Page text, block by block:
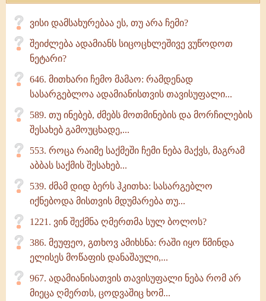
ვისი დამსახურებაა ეს, თუ არა ჩემი?
შეიძლება ადამიანს სიცოცხლეშივე ვუწოდოთ
ნეტარი?
646. მითხარი ჩემო მამაო: რამდენად
სასარგებლოა ადამიანისთვის თავისუფალი...
589. თუ ინებებ, ძმებს მოთმინების და მორჩილების
შესახებ გამოუცხადე,...
553. როცა რაიმე საქმეში ჩემი ნება მაქვს, მაგრამ
აბბას საქმის შესახებ...
539. ძმამ დიდ ბერს ჰკითხა: სასარგებლო
იქნებოდა მისთვის მდუმარება თუ...
1221. ვინ შექმნა ღმერთმა სულ ბოლოს?
386. მეუფეო, გთხოვ ამიხსნა: რაში იყო წმინდა
ელისეს მოწაფის დანაშაული,...
967. ადამიანისათვის თავისუფალი ნება რომ არ
მიეცა ღმერთს, ცოდვაშიც ხომ...